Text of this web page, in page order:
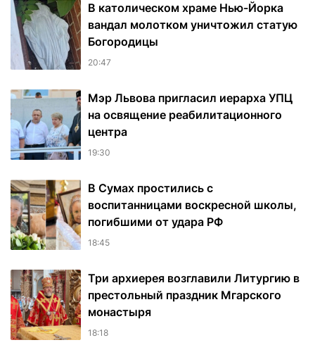
В католическом храме Нью-Йорка
вандал молотком уничтожил статую
Богородицы
20:47
Мэр Львова пригласил иерарха УПЦ
на освящение реабилитационного
центра
19:30
В Сумах простились с
воспитанницами воскресной школы,
погибшими от удара РФ
18:45
Три архиерея возглавили Литургию в
престольный праздник Мгарского
монастыря
18:18